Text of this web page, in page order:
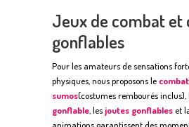
Jeux de combat et
gonflables
Pour les amateurs de sensations
physiques, nous proposons le
sumos(costumes rembourés inclus),
gonflable, les joutes gonflableset